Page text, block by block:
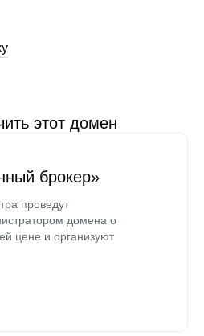
этот домен
брокер»
проведут
домена о
цене и организуют